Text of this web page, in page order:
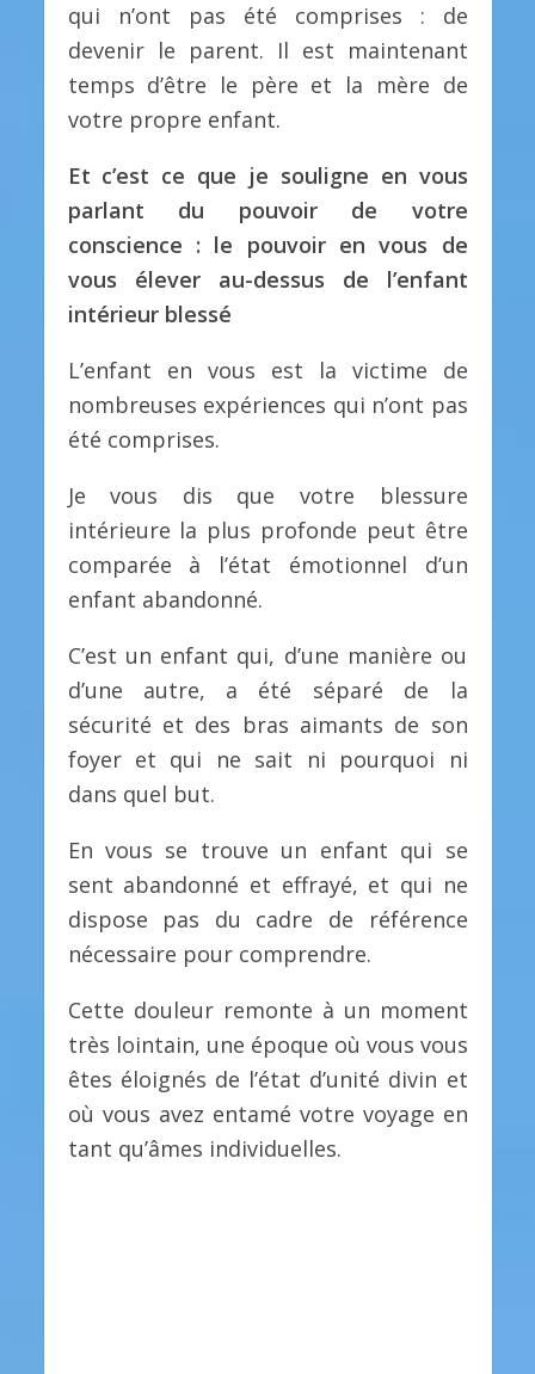
qui n’ont pas été comprises : de
devenir le parent. Il est maintenant
temps d’être le père et la mère de
votre propre enfant.
Et c’est ce que je souligne en vous
parlant du pouvoir de votre
conscience : le pouvoir en vous de
vous élever au-dessus de l’enfant
intérieur blessé
L’enfant en vous est la victime de
nombreuses expériences qui n’ont pas
été comprises.
Je vous dis que votre blessure
intérieure la plus profonde peut être
comparée à l’état émotionnel d’un
enfant abandonné.
C’est un enfant qui, d’une manière ou
d’une autre, a été séparé de la
sécurité et des bras aimants de son
foyer et qui ne sait ni pourquoi ni
dans quel but.
En vous se trouve un enfant qui se
sent abandonné et effrayé, et qui ne
dispose pas du cadre de référence
nécessaire pour comprendre.
Cette douleur remonte à un moment
très lointain, une époque où vous vous
êtes éloignés de l’état d’unité divin et
où vous avez entamé votre voyage en
tant qu’âmes individuelles.